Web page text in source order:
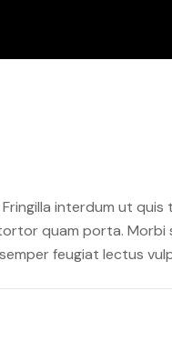
Fringilla interdum ut
quam porta.
feugiat lectus